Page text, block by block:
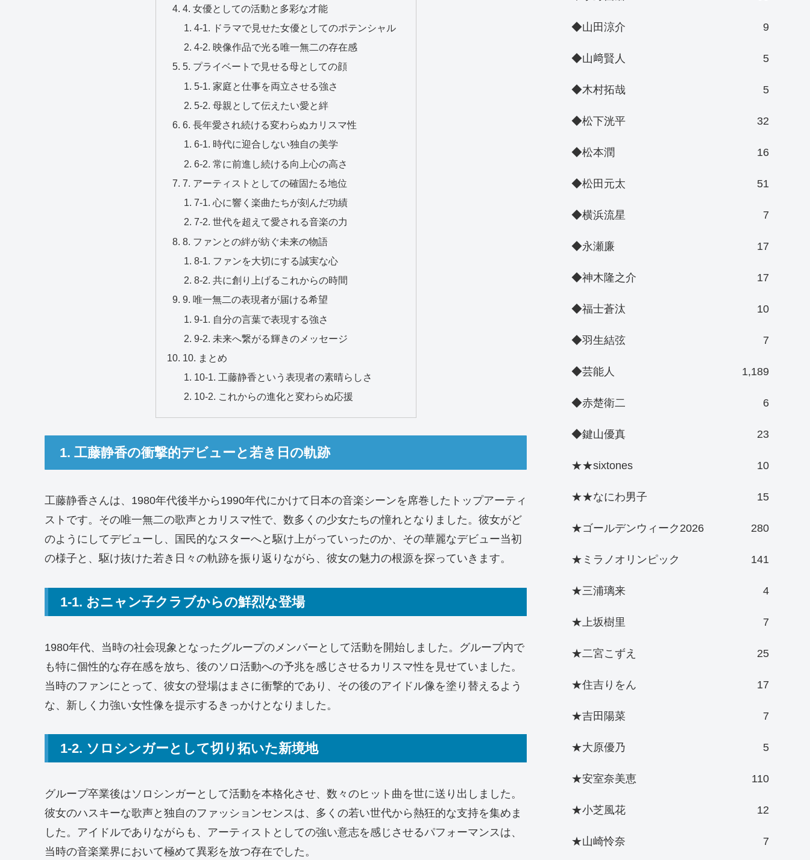
4. 女優としての活動と多彩な才能
4-1. ドラマで見せた女優としてのポテンシャル
4-2. 映像作品で光る唯一無二の存在感
5. プライベートで見せる母としての顔
5-1. 家庭と仕事を両立させる強さ
5-2. 母親として伝えたい愛と絆
6. 長年愛され続ける変わらぬカリスマ性
6-1. 時代に迎合しない独自の美学
6-2. 常に前進し続ける向上心の高さ
7. アーティストとしての確固たる地位
7-1. 心に響く楽曲たちが刻んだ功績
7-2. 世代を超えて愛される音楽の力
8. ファンとの絆が紡ぐ未来の物語
8-1. ファンを大切にする誠実な心
8-2. 共に創り上げるこれからの時間
9. 唯一無二の表現者が届ける希望
9-1. 自分の言葉で表現する強さ
9-2. 未来へ繋がる輝きのメッセージ
10. まとめ
10-1. 工藤静香という表現者の素晴らしさ
10-2. これからの進化と変わらぬ応援
1. 工藤静香の衝撃的デビューと若き日の軌跡
工藤静香さんは、1980年代後半から1990年代にかけて日本の音楽シーンを席巻したトップアーティ
ストです。その唯一無二の歌声とカリスマ性で、数多くの少女たちの憧れとなりました。彼女がど
のようにしてデビューし、国民的なスターへと駆け上がっていったのか、その華麗なデビュー当初
の様子と、駆け抜けた若き日々の軌跡を振り返りながら、彼女の魅力の根源を探っていきます。
1-1. おニャン子クラブからの鮮烈な登場
1980年代、当時の社会現象となったグループのメンバーとして活動を開始しました。グループ内で
も特に個性的な存在感を放ち、後のソロ活動への予兆を感じさせるカリスマ性を見せていました。
当時のファンにとって、彼女の登場はまさに衝撃的であり、その後のアイドル像を塗り替えるよう
な、新しく力強い女性像を提示するきっかけとなりました。
1-2. ソロシンガーとして切り拓いた新境地
グループ卒業後はソロシンガーとして活動を本格化させ、数々のヒット曲を世に送り出しました。
彼女のハスキーな歌声と独自のファッションセンスは、多くの若い世代から熱狂的な支持を集めま
した。アイドルでありながらも、アーティストとしての強い意志を感じさせるパフォーマンスは、
当時の音楽業界において極めて異彩を放つ存在でした。
◆山田涼介 9
◆山﨑賢人 5
◆木村拓哉 5
◆松下洸平 32
◆松本潤 16
◆松田元太 51
◆横浜流星 7
◆永瀬廉 17
◆神木隆之介 17
◆福士蒼汰 10
◆羽生結弦 7
◆芸能人 1,189
◆赤楚衛二 6
◆鍵山優真 23
★★sixtones 10
★★なにわ男子 15
★ゴールデンウィーク2026 280
★ミラノオリンピック 141
★三浦璃来 4
★上坂樹里 7
★二宮こずえ 25
★住吉りをん 17
★吉田陽菜 7
★大原優乃 5
★安室奈美恵 110
★小芝風花 12
★山崎怜奈 7